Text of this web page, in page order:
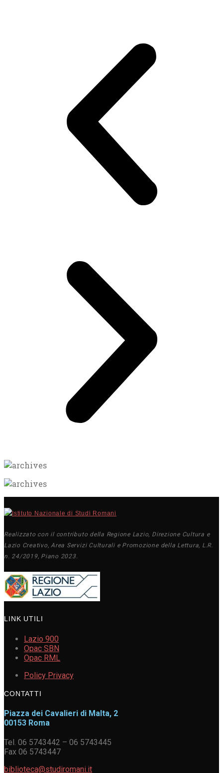
Realizzato con il contributo della Regione Lazio, Direzione Cultura e
Lazio Creativo, Area Servizi Culturali e Promozione della Lettura, L.R.
n. 24/2019, Piano 2023.
LINK UTILI
Lazio 900
Opac SBN
Opac RML
Policy Privacy
CONTATTI
Piazza dei Cavalieri di Malta, 2
00153 Roma
Tel. 06 5743442 – 06 5743445
Fax 06 5743447
biblioteca@studiromani.it